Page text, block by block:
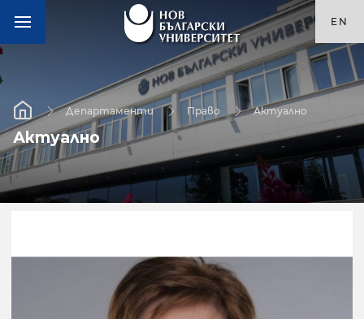
EN
Департаменти Право Актуално
Актуално